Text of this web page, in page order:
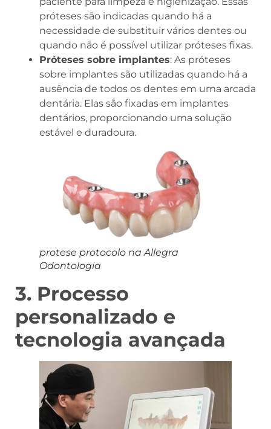
próteses são indicadas quando há a
necessidade de substituir vários dentes ou
quando não é possível utilizar próteses fixas.
Próteses sobre implantes: As próteses
sobre implantes são utilizadas quando há a
ausência de todos os dentes em uma arcada
dentária. Elas são fixadas em implantes
dentários, proporcionando uma solução
estável e duradoura.
protese protocolo na Allegra
Odontologia
3. Processo
personalizado e
tecnologia avançada